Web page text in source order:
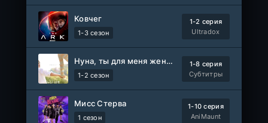
Ленин
Фильм
Telecine
KimchiTV
Счастливы ли мы?
Фильм
WEB-Rip
Синема УС
Любовь на розлив
Фильм
WEB-Rip
@MUZOBOZ@
Ковчег
1-3 сезон
1-2 серия
Ultradox
Нуна, ты для меня женщина 2
1-2 сезон
1-8 серия
Субтитры
Мисс Стерва
1 сезон
1-10 серия
AniMaunt